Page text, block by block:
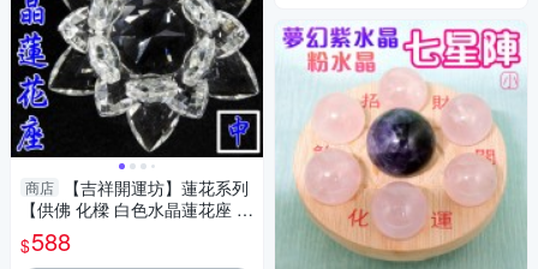
商店
【吉祥開運坊】蓮花系列
【供佛 化樑 白色水晶蓮花座 中
型】開光 擇日
$588